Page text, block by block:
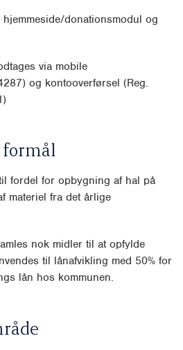
donationsmodul og
via mobile
og kontooverførsel (Reg.
fordel for opbygning af hal på
materiel fra det årlige
nok midler til at opfylde
til lånafvikling med 50% for
lån hos kommunen.